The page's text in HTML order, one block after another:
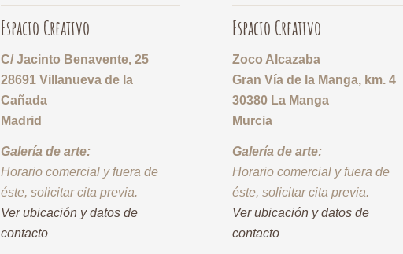
Espacio Creativo
C/ Jacinto Benavente, 25
28691 Villanueva de la
Cañada
Madrid
Galería de arte:
Horario comercial y fuera de
éste, solicitar cita previa.
Ver ubicación y datos de
contacto
Espacio Creativo
Zoco Alcazaba
Gran Vía de la Manga, km. 4
30380 La Manga
Murcia
Galería de arte:
Horario comercial y fuera de
éste, solicitar cita previa.
Ver ubicación y datos de
contacto